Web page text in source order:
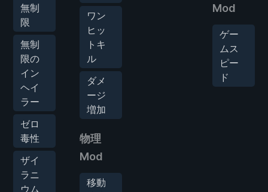
無制
限
無制
限の
イン
ヘイ
ラー
ゼロ
毒性
ザイ
ラニ
ウム
ワン
ヒッ
トキ
ル
ダメ
ージ
増加
物理
Mod
移動
Mod
ゲー
ムス
ピー
ド